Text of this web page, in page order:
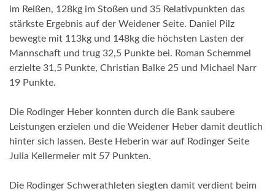
im Reißen, 128kg im Stoßen und 35 Relativpunkten das
stärkste Ergebnis auf der Weidener Seite. Daniel Pilz
bewegte mit 113kg und 148kg die höchsten Lasten der
Mannschaft und trug 32,5 Punkte bei. Roman Schemmel
erzielte 31,5 Punkte, Christian Balke 25 und Michael Narr
19 Punkte.
Die Rodinger Heber konnten durch die Bank saubere
Leistungen erzielen und die Weidener Heber damit deutlich
hinter sich lassen. Beste Heberin war auf Rodinger Seite
Julia Kellermeier mit 57 Punkten.
Die Rodinger Schwerathleten siegten damit verdient beim